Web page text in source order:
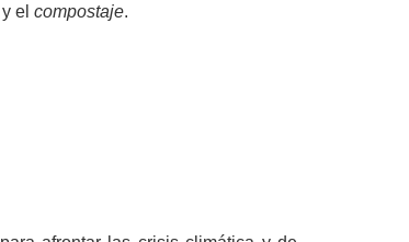
y el compostaje.